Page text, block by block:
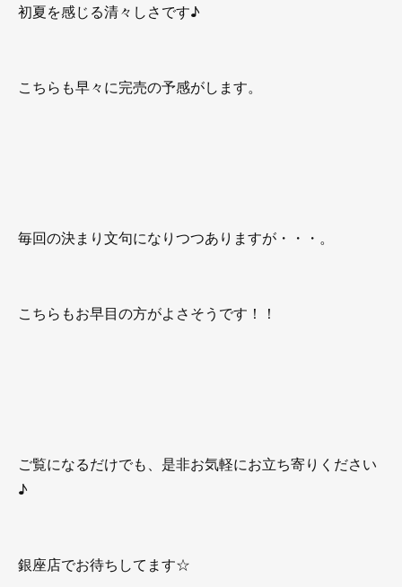
初夏を感じる清々しさです♪
こちらも早々に完売の予感がします。
毎回の決まり文句になりつつありますが・・・。
こちらもお早目の方がよさそうです！！
ご覧になるだけでも、是非お気軽にお立ち寄りください
♪
銀座店でお待ちしてます☆